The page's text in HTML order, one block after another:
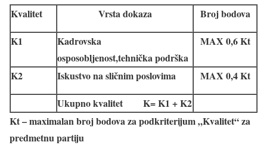
Kvalitet
Vrsta dokaza
Broj bodova
K1
Kadrovska
osposobljenost,tehnička podrška
MAX 0,6 Kt
K2 Iskustvo na sličnim poslovima
MAX 0,4 Kt
Ukupno kvalitet K= K1 + K2
Kt – maximalan broj bodova za podkriterijum „Kvalitet“ za
predmetnu partiju